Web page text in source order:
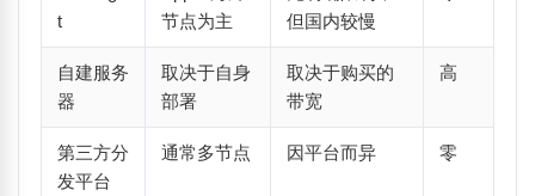
t
节点为主
但国内较慢
自建服务
器
取决于自身
部署
取决于购买的
带宽
高
第三方分
发平台
通常多节点 因平台而异 零